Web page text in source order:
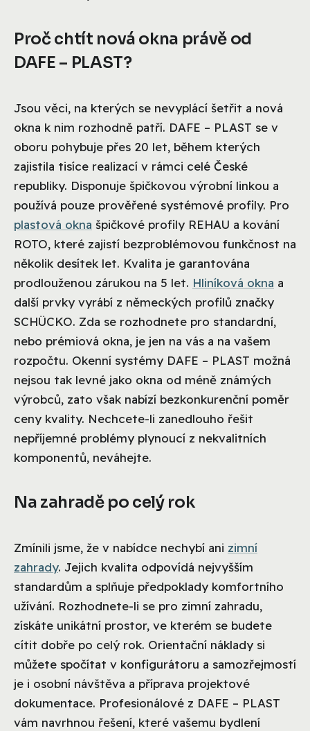
Proč chtít nová okna právě od
DAFE – PLAST?
Jsou věci, na kterých se nevyplácí šetřit a nová
okna k nim rozhodně patří. DAFE – PLAST se v
oboru pohybuje přes 20 let, během kterých
zajistila tisíce realizací v rámci celé České
republiky. Disponuje špičkovou výrobní linkou a
používá pouze prověřené systémové profily. Pro
plastová okna špičkové profily REHAU a kování
ROTO, které zajistí bezproblémovou funkčnost na
několik desítek let. Kvalita je garantována
prodlouženou zárukou na 5 let. Hliníková okna a
další prvky vyrábí z německých profilů značky
SCHÜCKO. Zda se rozhodnete pro standardní,
nebo prémiová okna, je jen na vás a na vašem
rozpočtu. Okenní systémy DAFE – PLAST možná
nejsou tak levné jako okna od méně známých
výrobců, zato však nabízí bezkonkurenční poměr
ceny kvality. Nechcete-li zanedlouho řešit
nepříjemné problémy plynoucí z nekvalitních
komponentů, neváhejte.
Na zahradě po celý rok
Zmínili jsme, že v nabídce nechybí ani zimní
zahrady. Jejich kvalita odpovídá nejvyšším
standardům a splňuje předpoklady komfortního
užívání. Rozhodnete-li se pro zimní zahradu,
získáte unikátní prostor, ve kterém se budete
cítit dobře po celý rok. Orientační náklady si
můžete spočítat v konfigurátoru a samozřejmostí
je i osobní návštěva a příprava projektové
dokumentace. Profesionálové z DAFE – PLAST
vám navrhnou řešení, které vašemu bydlení